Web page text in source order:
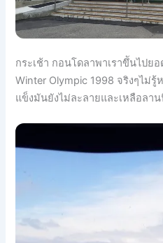
กระเช้า กอนโดลาพาเราขึันไปย
Winter Olympic 1998 จริงๆไม่รู้
แข็งมันยังไม่ละลายและเหลือลา